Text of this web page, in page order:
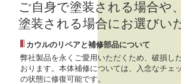
ご自身で塗装される場合や
塗装される場合にお選びい
カウルのリペアと補修部品について
弊社製品を永くご愛用いただくため、破損し
おります。本体補修については、入念なチェ
の状態に修復可能です。